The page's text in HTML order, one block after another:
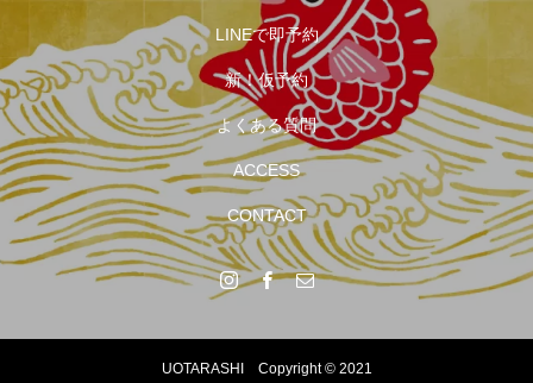
LINEで即予約
新！仮予約
よくある質問
ACCESS
CONTACT
UOTARASHI Copyright © 2021